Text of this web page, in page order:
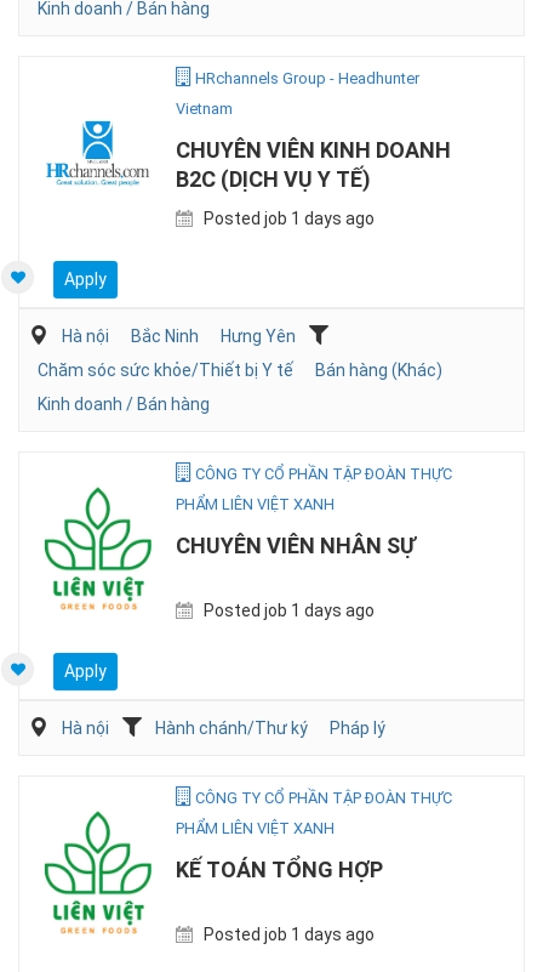
Kinh doanh / Bán hàng
HRchannels Group - Headhunter
Vietnam
CHUYÊN VIÊN KINH DOANH
B2C (DỊCH VỤ Y TẾ)
Posted job 1 days ago
Apply
Hà nội Bắc Ninh
Hưng Yên
Chăm sóc sức khỏe/Thiết bị Y tế
Bán hàng (Khác)
Kinh doanh / Bán hàng
CÔNG TY CỔ PHẦN TẬP ĐOÀN THỰC
PHẨM LIÊN VIỆT XANH
CHUYÊN VIÊN NHÂN SỰ
Posted job 1 days ago
Apply
Hà nội Hành chánh/Thư ký Pháp lý
CÔNG TY CỔ PHẦN TẬP ĐOÀN THỰC
PHẨM LIÊN VIỆT XANH
KẾ TOÁN TỔNG HỢP
Posted job 1 days ago